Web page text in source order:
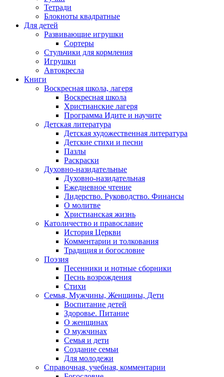
Тетради
Блокноты квадратные
Для детей
Развивающие игрушки
Сортеры
Стульчики для кормления
Игрушки
Автокресла
Книги
Воскресная школа, лагеря
Воскресная школа
Христианские лагеря
Программа Идите и научите
Детская литература
Детская художественная литература
Детские стихи и песни
Пазлы
Раскраски
Духовно-назидательные
Духовно-назидательная
Ежедневное чтение
Лидерство. Руководство. Финансы
О молитве
Христианская жизнь
Католичество и православие
История Церкви
Комментарии и толкования
Традиция и богословие
Поэзия
Песенники и нотные сборники
Песнь возрождения
Стихи
Семья, Мужчины, Женщины, Дети
Воспитание детей
Здоровье. Питание
О женщинах
О мужчинах
Семья и дети
Создание семьи
Для молодежи
Справочная, учебная, комментарии